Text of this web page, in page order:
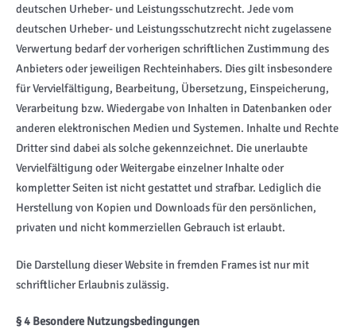
deutschen Urheber- und Leistungsschutzrecht. Jede vom
deutschen Urheber- und Leistungsschutzrecht nicht zugelassene
Verwertung bedarf der vorherigen schriftlichen Zustimmung des
Anbieters oder jeweiligen Rechteinhabers. Dies gilt insbesondere
für Vervielfältigung, Bearbeitung, Übersetzung, Einspeicherung,
Verarbeitung bzw. Wiedergabe von Inhalten in Datenbanken oder
anderen elektronischen Medien und Systemen. Inhalte und Rechte
Dritter sind dabei als solche gekennzeichnet. Die unerlaubte
Vervielfältigung oder Weitergabe einzelner Inhalte oder
kompletter Seiten ist nicht gestattet und strafbar. Lediglich die
Herstellung von Kopien und Downloads für den persönlichen,
privaten und nicht kommerziellen Gebrauch ist erlaubt.
Die Darstellung dieser Website in fremden Frames ist nur mit
schriftlicher Erlaubnis zulässig.
§ 4 Besondere Nutzungsbedingungen